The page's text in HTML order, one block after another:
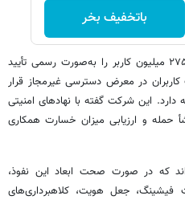
باتخفیف بخر
اگرچه شرکت Instructure تاکنون رقم ۲۷۵ میلیون کاربر را به‌صورت رسمی تأیید
کاربران در معرض دسترسی غیرمجاز قرار
این شرکت گفته با نهادهای امنیتی
حمله و ارزیابی میزان خسارت همکاری
که در صورت صحت ابعاد این نفوذ،
فیشینگ، جعل هویت، کلاهبرداری‌های